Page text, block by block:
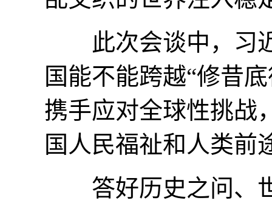
此次会谈中，习
国能不能跨越“修昔
携手应对全球性挑战
国人民福祉和人类前
答好历史之问、世